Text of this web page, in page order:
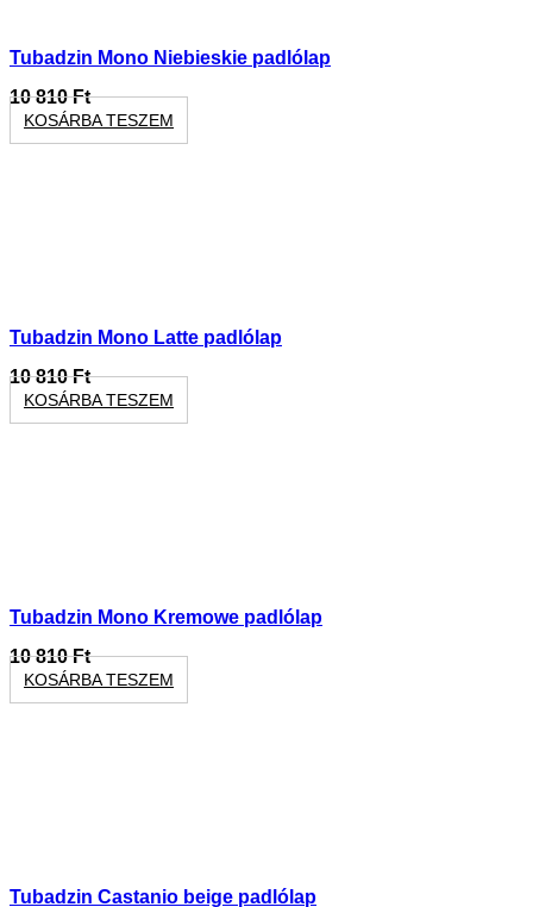
Tubadzin Mono Niebieskie padlólap
10 810Ft
KOSÁRBA TESZEM
Tubadzin Mono Latte padlólap
10 810Ft
KOSÁRBA TESZEM
Tubadzin Mono Kremowe padlólap
10 810Ft
KOSÁRBA TESZEM
Tubadzin Castanio beige padlólap